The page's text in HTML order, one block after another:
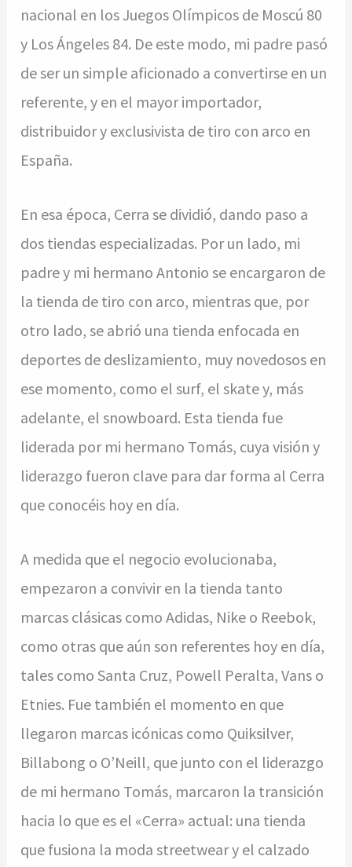
nacional en los Juegos Olímpicos de Moscú 80
y Los Ángeles 84. De este modo, mi padre pasó
de ser un simple aficionado a convertirse en un
referente, y en el mayor importador,
distribuidor y exclusivista de tiro con arco en
España.
En esa época, Cerra se dividió, dando paso a
dos tiendas especializadas. Por un lado, mi
padre y mi hermano Antonio se encargaron de
la tienda de tiro con arco, mientras que, por
otro lado, se abrió una tienda enfocada en
deportes de deslizamiento, muy novedosos en
ese momento, como el surf, el skate y, más
adelante, el snowboard. Esta tienda fue
liderada por mi hermano Tomás, cuya visión y
liderazgo fueron clave para dar forma al Cerra
que conocéis hoy en día.
A medida que el negocio evolucionaba,
empezaron a convivir en la tienda tanto
marcas clásicas como Adidas, Nike o Reebok,
como otras que aún son referentes hoy en día,
tales como Santa Cruz, Powell Peralta, Vans o
Etnies. Fue también el momento en que
llegaron marcas icónicas como Quiksilver,
Billabong o O’Neill, que junto con el liderazgo
de mi hermano Tomás, marcaron la transición
hacia lo que es el «Cerra» actual: una tienda
que fusiona la moda streetwear y el calzado